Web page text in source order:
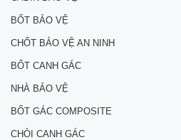
BỐT BẢO VỆ
CHỐT BẢO VỆ AN NINH
BỐT CANH GÁC
NHÀ BẢO VỆ
BỐT GÁC COMPOSITE
CHÒI CANH GÁC